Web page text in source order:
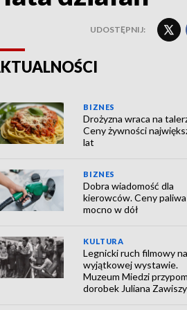
UDOSTĘPNIJ:
BIZNES
Drożyzna wraca na
Ceny żywności
lat
BIZNES
Dobra wiadomość dla
kierowców. Ceny paliwa
mocno w dół
KULTURA
Legnicki ruch filmowy na
wyjątkowej wystawie.
Muzeum Miedzi
dorobek Juliana Zawiszy